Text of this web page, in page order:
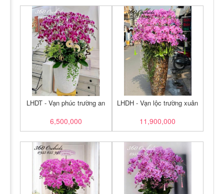
LHDT - Vạn phúc trường an
6,500,000
LHDH - Vạn lộc trường xuân
11,900,000